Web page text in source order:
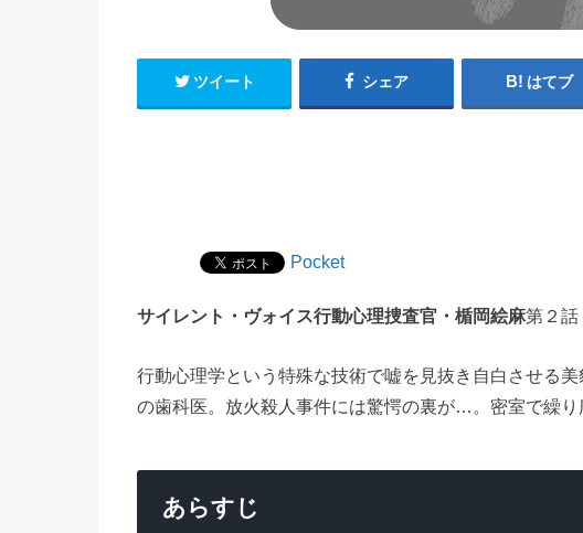
ツイート シェア はてブ
Pocket
サイレント・ヴォイス行動心理捜査官・楯岡絵麻第２話
行動心理学という特殊な技術で嘘を見抜き自白させる
の歯科医。放火殺人事件には驚愕の裏が…。密室で繰り
あらすじ